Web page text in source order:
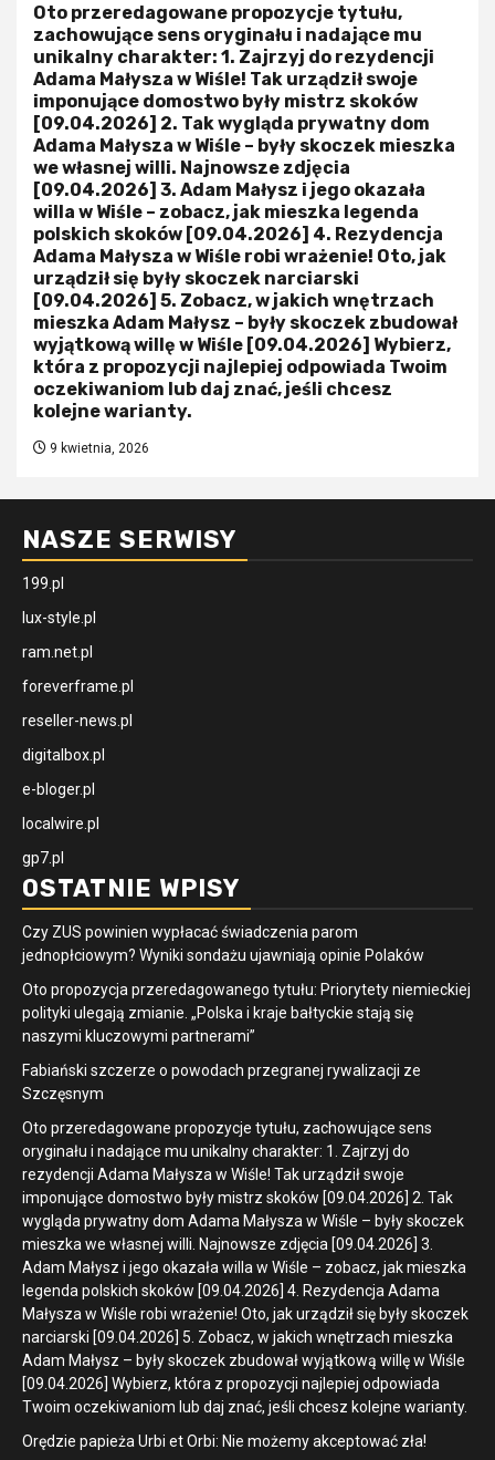
Oto przeredagowane propozycje tytułu,
zachowujące sens oryginału i nadające mu
unikalny charakter: 1. Zajrzyj do rezydencji
Adama Małysza w Wiśle! Tak urządził swoje
imponujące domostwo były mistrz skoków
[09.04.2026] 2. Tak wygląda prywatny dom
Adama Małysza w Wiśle – były skoczek mieszka
we własnej willi. Najnowsze zdjęcia
[09.04.2026] 3. Adam Małysz i jego okazała
willa w Wiśle – zobacz, jak mieszka legenda
polskich skoków [09.04.2026] 4. Rezydencja
Adama Małysza w Wiśle robi wrażenie! Oto, jak
urządził się były skoczek narciarski
[09.04.2026] 5. Zobacz, w jakich wnętrzach
mieszka Adam Małysz – były skoczek zbudował
wyjątkową willę w Wiśle [09.04.2026] Wybierz,
która z propozycji najlepiej odpowiada Twoim
oczekiwaniom lub daj znać, jeśli chcesz
kolejne warianty.
9 kwietnia, 2026
NASZE SERWISY
199.pl
lux-style.pl
ram.net.pl
foreverframe.pl
reseller-news.pl
digitalbox.pl
e-bloger.pl
localwire.pl
gp7.pl
OSTATNIE WPISY
Czy ZUS powinien wypłacać świadczenia parom
jednopłciowym? Wyniki sondażu ujawniają opinie Polaków
Oto propozycja przeredagowanego tytułu: Priorytety niemieckiej
polityki ulegają zmianie. „Polska i kraje bałtyckie stają się
naszymi kluczowymi partnerami”
Fabiański szczerze o powodach przegranej rywalizacji ze
Szczęsnym
Oto przeredagowane propozycje tytułu, zachowujące sens
oryginału i nadające mu unikalny charakter: 1. Zajrzyj do
rezydencji Adama Małysza w Wiśle! Tak urządził swoje
imponujące domostwo były mistrz skoków [09.04.2026] 2. Tak
wygląda prywatny dom Adama Małysza w Wiśle – były skoczek
mieszka we własnej willi. Najnowsze zdjęcia [09.04.2026] 3.
Adam Małysz i jego okazała willa w Wiśle – zobacz, jak mieszka
legenda polskich skoków [09.04.2026] 4. Rezydencja Adama
Małysza w Wiśle robi wrażenie! Oto, jak urządził się były skoczek
narciarski [09.04.2026] 5. Zobacz, w jakich wnętrzach mieszka
Adam Małysz – były skoczek zbudował wyjątkową willę w Wiśle
[09.04.2026] Wybierz, która z propozycji najlepiej odpowiada
Twoim oczekiwaniom lub daj znać, jeśli chcesz kolejne warianty.
Orędzie papieża Urbi et Orbi: Nie możemy akceptować zła!